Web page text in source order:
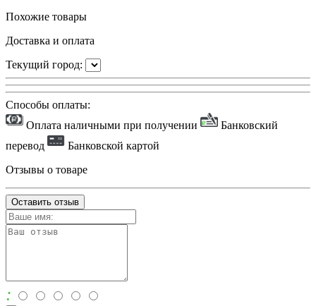
Похожие товары
Доставка и оплата
Текущий город:
Способы оплаты:
Оплата наличными при получении
Банковский
перевод
Банковской картой
Отзывы о товаре
Оставить отзыв
: